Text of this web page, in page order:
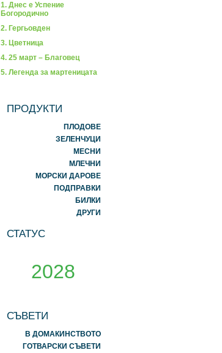
1. Днес е Успение
Богородично
2. Гергьовден
3. Цветница
4. 25 март – Благовец
5. Легенда за мартеницата
ПРОДУКТИ
ПЛОДОВЕ
ЗЕЛЕНЧУЦИ
МЕСНИ
МЛЕЧНИ
МОРСКИ ДАРОВЕ
ПОДПРАВКИ
БИЛКИ
ДРУГИ
СТАТУС
2028
СЪВЕТИ
В ДОМАКИНСТВОТО
ГОТВАРСКИ СЪВЕТИ